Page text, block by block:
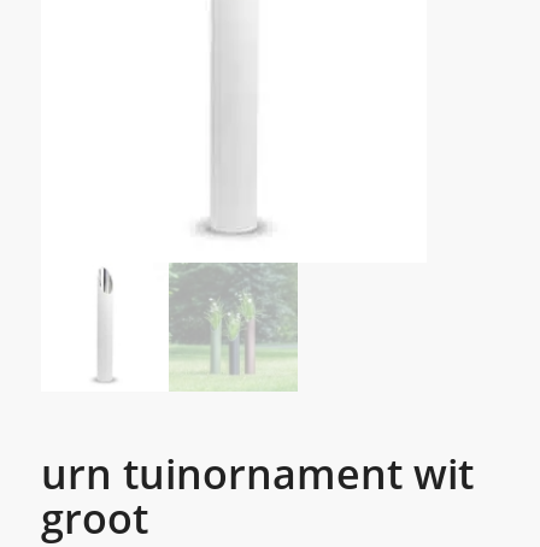
urn tuinornament wit
groot